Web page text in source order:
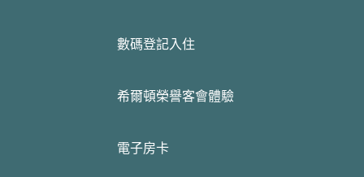
數碼登記入住
希爾頓榮譽客會體驗
電子房卡